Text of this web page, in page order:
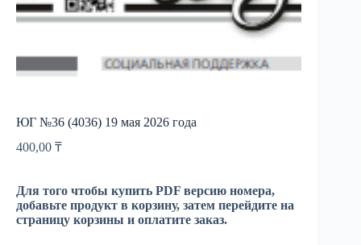
ЮГ №36 (4036) 19 мая 2026 года
400,00 ₸
Для того чтобы купить PDF версию номера,
добавьте продукт в корзину, затем перейдите на
страницу корзины и оплатите заказ.